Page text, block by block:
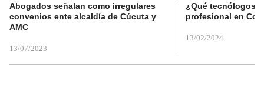
Abogados señalan como irregulares
convenios ente alcaldía de Cúcuta y
AMC
13/07/2023
¿Qué tecnólogos
profesional en
13/02/2024